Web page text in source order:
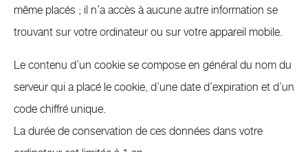
même placés ; il n’a accès à aucune autre information se
trouvant sur votre ordinateur ou sur votre appareil mobile.
Le contenu d’un cookie se compose en général du nom du
serveur qui a placé le cookie, d’une date d’expiration et d’un
code chiffré unique.
La durée de conservation de ces données dans votre